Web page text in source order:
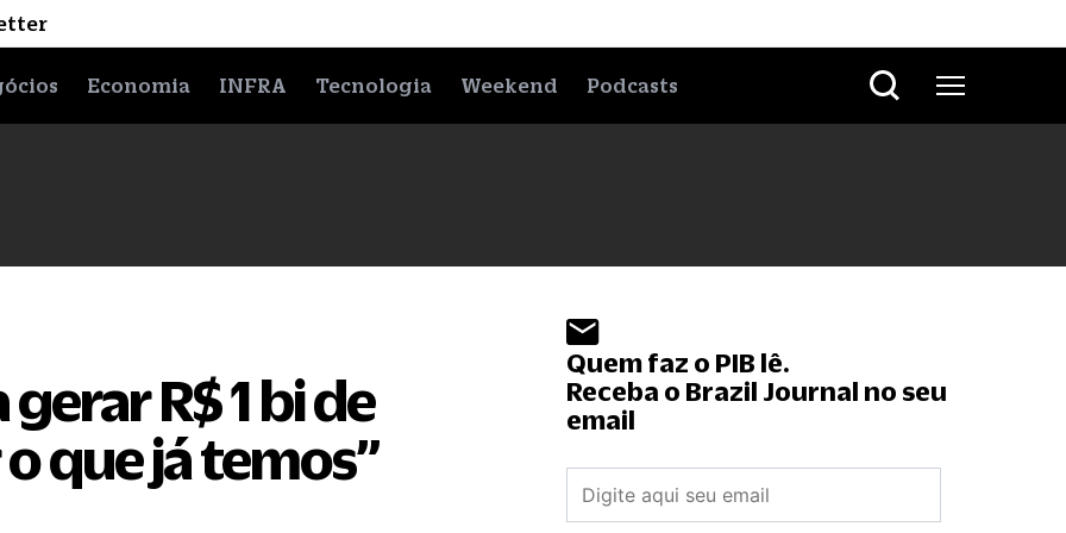
Economia INFRA Tecnologia Weekend Podcasts
R$ 1 bi de
que já temos”
Quem faz o PIB lê.
Receba o Brazil Journal no seu
email